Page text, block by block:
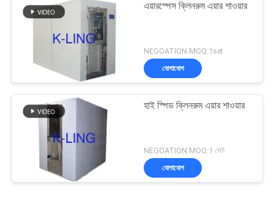
এয়ারস্পেস ক্লিনরুম এয়ার শাওয়ার
NEGOATION MOQ:1set
যোগাযোগ
হাই স্পিড ক্লিনরুম এয়ার শাওয়ার
NEGOATION MOQ:1 সেট
যোগাযোগ